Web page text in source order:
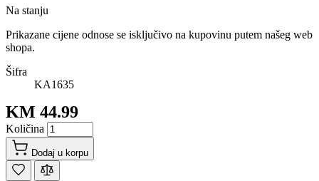
Na stanju
Prikazane cijene odnose se isključivo na kupovinu putem našeg web
shopa.
Šifra
KA1635
KM 44.99
Količina
Dodaj u korpu